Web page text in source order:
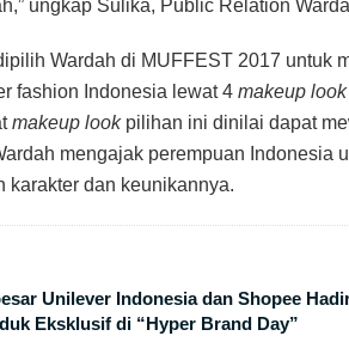
ungkap Sulika, Public Relation
Wardah di MUFFEST 2017 untuk
fashion Indonesia lewat 4 makeup look
makeup lookpilihan ini dinilai dapat
mengajak perempuan Indonesia
karakter dan keunikannya.
Unilever Indonesia dan Shopee
Eksklusif di “Hyper Brand Day”